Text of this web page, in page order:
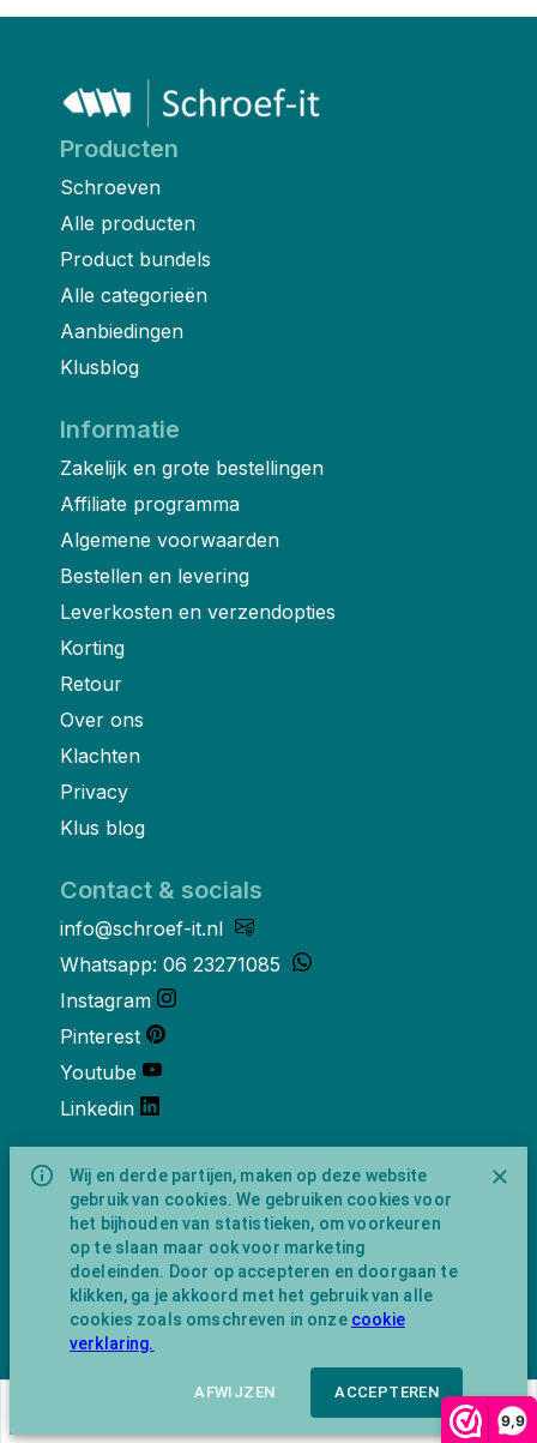
9,9
Wij en derde partijen, maken op deze website
gebruik van cookies. We gebruiken cookies voor
het bijhouden van statistieken, om voorkeuren
op te slaan maar ook voor marketing
doeleinden. Door op accepteren en doorgaan te
klikken, ga je akkoord met het gebruik van alle
cookies zoals omschreven in onze cookie
verklaring.
AFWIJZEN ACCEPTEREN
In winkelwagen
Producten
Schroeven
Alle producten
Product bundels
Alle categorieën
Aanbiedingen
Klusblog
Informatie
Zakelijk en grote bestellingen
Affiliate programma
Algemene voorwaarden
Bestellen en levering
Leverkosten en verzendopties
Korting
Retour
Over ons
Klachten
Privacy
Klus blog
Contact & socials
info@schroef-it.nl
Whatsapp: 06 23271085
Instagram
Pinterest
Youtube
Linkedin
Over ons
Schroef-it is een handelsnaam van
NewFeather B.V. geregisteerd onder KVK
nummer 91702593 met BTW-
identificatienummer NL865743009B01.
Postadres Amsterdamseweg 91 1422 AC
Uithoorn (geen bezoekadres).